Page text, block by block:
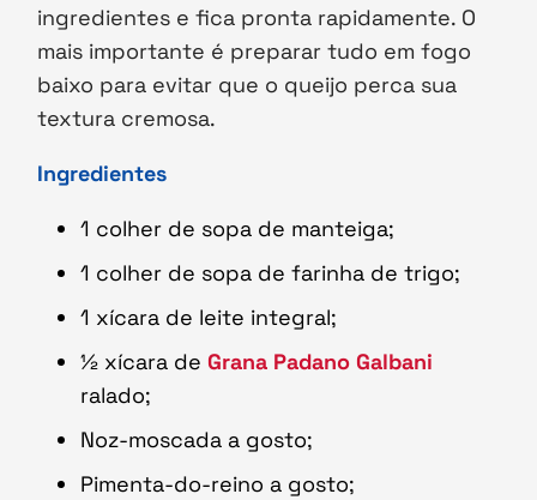
ingredientes e fica pronta rapidamente. O
mais importante é preparar tudo em fogo
baixo para evitar que o queijo perca sua
textura cremosa.
Ingredientes
1 colher de sopa de manteiga;
1 colher de sopa de farinha de trigo;
1 xícara de leite integral;
½ xícara de Grana Padano Galbani
ralado;
Noz-moscada a gosto;
Pimenta-do-reino a gosto;